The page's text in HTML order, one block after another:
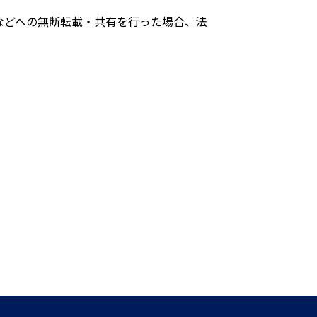
への無断転載・共有を行った場合、法